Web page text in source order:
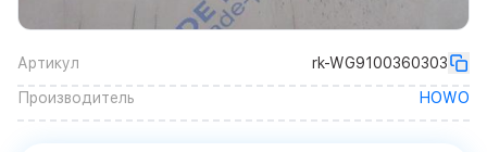
Артикул
rk-WG9100360303
Производитель
HOWO